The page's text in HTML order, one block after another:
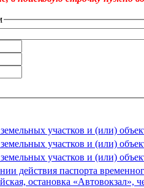
участков и (или)
участков и (или)
участков и (или)
действия паспорта
остановка